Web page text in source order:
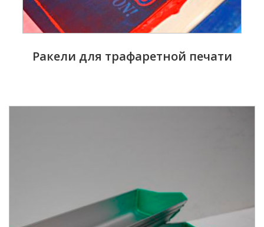
Ракели для трафаретной печати